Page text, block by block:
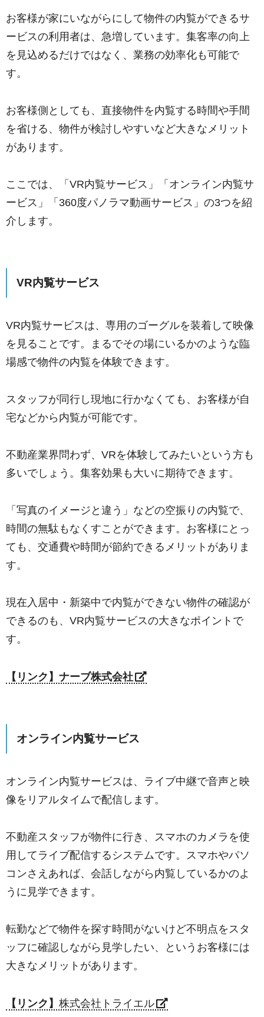
お客様が家にいながらにして物件の内覧ができるサ
ービスの利用者は、急増しています。 集客率の向上
を見込めるだけではなく、業務の効率化も可能で
す。
お客様側としても、直接物件を内覧する時間や手間
を省ける、物件が検討しやすいなど大きなメリット
があります。
ここでは、「VR内覧サービス」「オンライン内覧サ
ービス」「360度パノラマ動画サービス」の3つを紹
介します。
VR内覧サービス
VR内覧サービスは、専用のゴーグルを装着して映像
を見ることです。
まるでその場にいるかのような臨
場感で物件の内覧を体験できます。
スタッフが同行し現地に行かなくても、お客様が自
宅などから内覧が可能です。
不動産業界問わず、VRを体験してみたいという方も
多いでしょう。 集客効果も大いに期待できます。
「写真のイメージと違う」などの空振りの内覧で、
時間の無駄もなくすことができます。 お客様にとっ
ても、交通費や時間が節約できるメリットがありま
す。
現在入居中・新築中で内覧ができない物件の確認が
できるのも、VR内覧サービスの大きなポイントで
す。
【リンク】ナーブ株式会社
オンライン内覧サービス
オンライン内覧サービスは、ライブ中継で音声と映
像をリアルタイムで配信します。
不動産スタッフが物件に行き、スマホのカメラを使
用してライブ配信するシステムです。 スマホやパソ
コンさえあれば、会話しながら内覧しているかのよ
うに見学できます。
転勤などで物件を探す時間がないけど不明点をスタ
ッフに確認しながら見学したい、というお客様には
大きなメリットがあります。
【リンク】 株式会社トライエル